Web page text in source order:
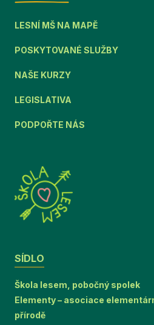
LESNÍ MŠ NA MAPĚ
POSKYTOVANÉ SLUŽBY
NAŠE KURZY
LEGISLATIVA
PODPOŘTE NÁS
SÍDLO
Škola lesem, pobočný spolek
Elementy – asociace
přírodě